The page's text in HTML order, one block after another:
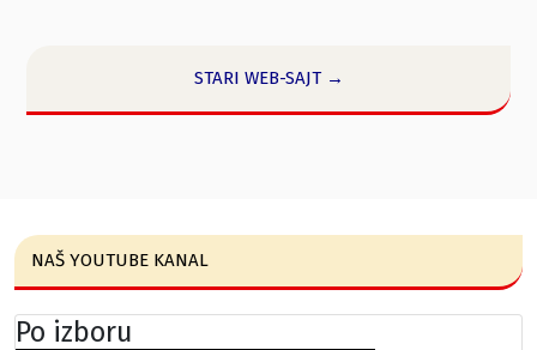
STARI WEB-SAJT →
NAŠ YOUTUBE KANAL
Po izboru